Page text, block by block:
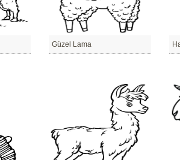
Güzel Lama